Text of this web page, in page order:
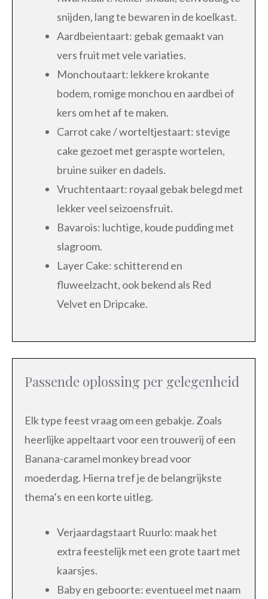
snijden, lang te bewaren in de koelkast.
Aardbeientaart: gebak gemaakt van
vers fruit met vele variaties.
Monchoutaart: lekkere krokante
bodem, romige monchou en aardbei of
kers om het af te maken.
Carrot cake / worteltjestaart: stevige
cake gezoet met geraspte wortelen,
bruine suiker en dadels.
Vruchtentaart: royaal gebak belegd met
lekker veel seizoensfruit.
Bavarois: luchtige, koude pudding met
slagroom.
Layer Cake: schitterend en
fluweelzacht, ook bekend als Red
Velvet en Dripcake.
Passende oplossing per gelegenheid
Elk type feest vraag om een gebakje. Zoals
heerlijke appeltaart voor een trouwerij of een
Banana-caramel monkey bread voor
moederdag. Hierna tref je de belangrijkste
thema’s en een korte uitleg.
Verjaardagstaart Ruurlo: maak het
extra feestelijk met een grote taart met
kaarsjes.
Baby en geboorte: eventueel met naam